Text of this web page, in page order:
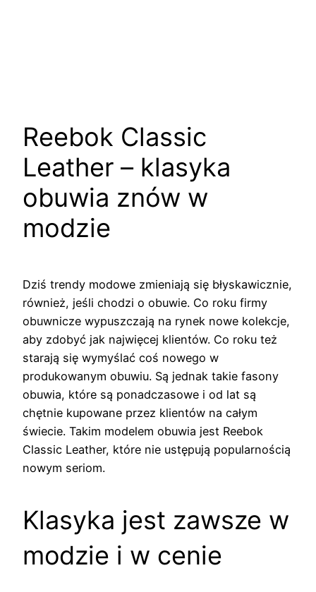
Reebok Classic
Leather – klasyka
obuwia znów w
modzie
Dziś trendy modowe zmieniają się błyskawicznie,
również, jeśli chodzi o obuwie. Co roku firmy
obuwnicze wypuszczają na rynek nowe kolekcje,
aby zdobyć jak najwięcej klientów. Co roku też
starają się wymyślać coś nowego w
produkowanym obuwiu. Są jednak takie fasony
obuwia, które są ponadczasowe i od lat są
chętnie kupowane przez klientów na całym
świecie. Takim modelem obuwia jest Reebok
Classic Leather, które nie ustępują popularnością
nowym seriom.
Klasyka jest zawsze w
modzie i w cenie